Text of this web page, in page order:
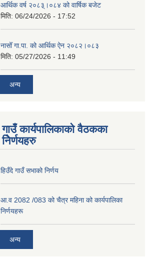
आर्थिक वर्ष २०८३्।०८४ को वार्षिक बजेट
मिति: 06/24/2026 - 17:52
नासोँ गा.पा. को आर्थिक ऐन २०८२।०८३
मिति: 05/27/2026 - 11:49
अन्य
गाउँ कार्यपालिकाको वैठकका
निेर्णयहरु
हिउँदे गाउँ सभाको निर्णय
आ.व 2082 /083 को चैत्र महिना को कार्यपालिका
निर्णयहरू
अन्य